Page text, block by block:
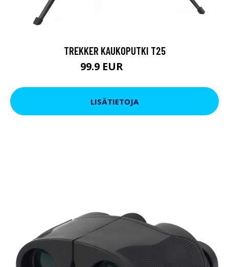
TREKKER KAUKOPUTKI T25
99.9 EUR
LISÄTIETOJA